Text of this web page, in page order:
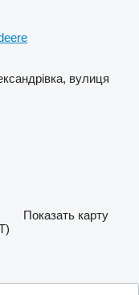
вулиця
Показать карту